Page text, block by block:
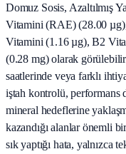
Domuz Sosis, Azaltılmış
Vitamini (RAE) (28.00
Vitamini (1.16 µg), B2
(0.28 mg) olarak
saatlerinde veya farklı
iştah kontrolü, performans
mineral hedeflerine
kazandığı alanlar önemli
sık yaptığı hata, yalnızca